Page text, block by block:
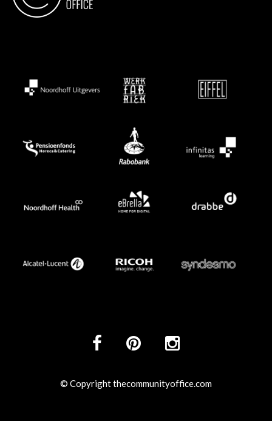
© Copyright thecommunityoffice.com